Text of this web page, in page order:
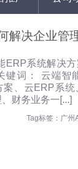
解决企业管
析
ERP系统解决
键词： 云端智
、云ERP系
财务业务一[...]
Tag标签： 广州